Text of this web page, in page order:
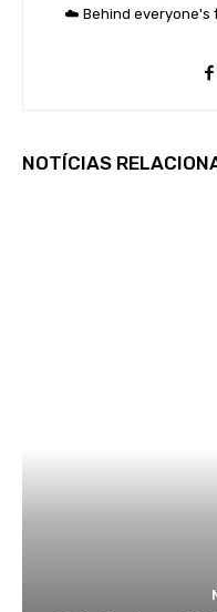
☁️ Behind everyone's
NOTÍCIAS